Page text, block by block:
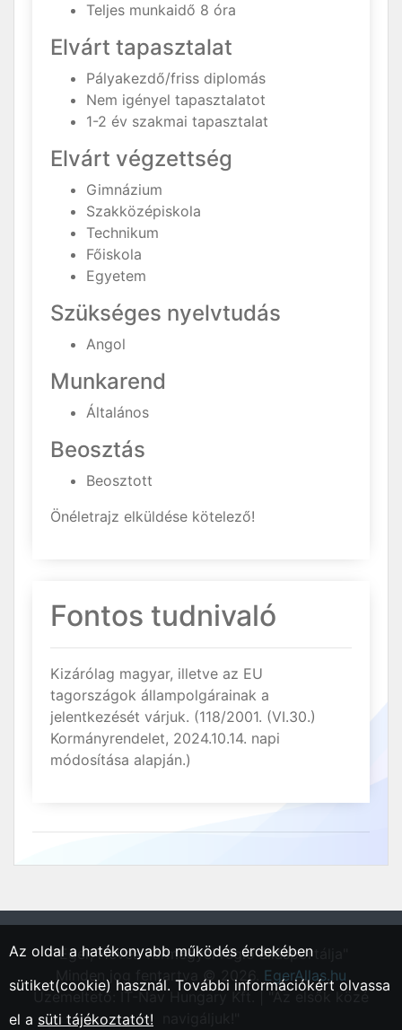
Teljes munkaidő 8 óra
Elvárt tapasztalat
Pályakezdő/friss diplomás
Nem igényel tapasztalatot
1-2 év szakmai tapasztalat
Elvárt végzettség
Gimnázium
Szakközépiskola
Technikum
Főiskola
Egyetem
Szükséges nyelvtudás
Angol
Munkarend
Általános
Beosztás
Beosztott
Önéletrajz elküldése kötelező!
Fontos tudnivaló
Kizárólag magyar, illetve az EU
tagországok állampolgárainak a
jelentkezését várjuk. (118/2001. (VI.30.)
Kormányrendelet, 2024.10.14. napi
módosítása alapján.)
"Eger, Heves vármegyei régió állásportálja"
Minden jog fentartva © 2026. EgerAllas.hu
Üzemeltető: IT-Nav Hungary Kft. | "Az elsők közé
Az oldal a hatékonyabb működés érdekében
sütiket(cookie) használ. További információkért olvassa
el a süti tájékoztatót!